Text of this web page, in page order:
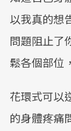
以我真的想
問題阻止了
鬆各個部位
花環式可以
的身體疼痛